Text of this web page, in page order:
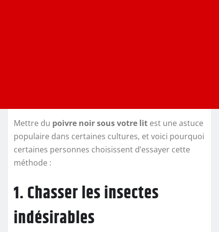
Mettre du poivre noir sous votre lit est une astuce
populaire dans certaines cultures, et voici pourquoi
certaines personnes choisissent d’essayer cette
méthode :
1. Chasser les insectes
indésirables